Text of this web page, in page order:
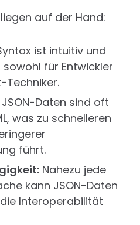
auf der Hand:
ist intuitiv und
für Entwickler
Techniker.
JSON-Daten sind oft
was zu schnelleren
führt.
Nahezu jede
kann JSON-Daten
Interoperabilität